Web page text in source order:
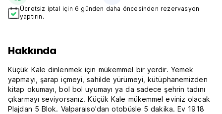
Ücretsiz iptal için 6 günden daha öncesinden rezervasyon
yaptırın.
Hakkında
Küçük Kale dinlenmek için mükemmel bir yerdir. Yemek
yapmayı, şarap içmeyi, sahilde yürümeyi, kütüphanemizden
kitap okumayı, bol bol uyumayı ya da sadece şehrin tadını
çıkarmayı seviyorsanız. Küçük Kale mükemmel eviniz olacak
Plajdan 5 Blok. Valparaiso'dan otobüsle 5 dakika. Ev 1918